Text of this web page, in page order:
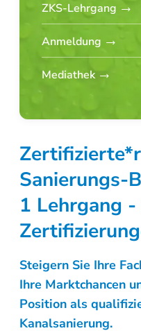
ZKS-Lehrgang
Anmeldung
Mediathek
Sanierungs-
1 Lehrgang -
Steigern Sie Ihre
Ihre Marktchancen
Position als
Kanalsanierung.